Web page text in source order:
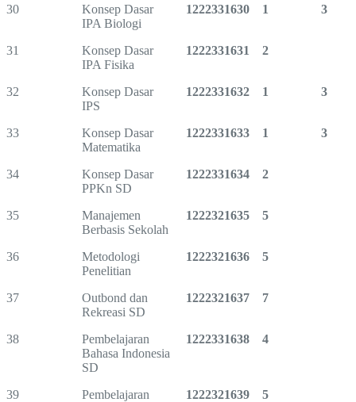
30
Konsep Dasar
IPA Biologi
1222331630 1 3
31
Konsep Dasar
IPA Fisika
1222331631 2
32
Konsep Dasar
IPS
1222331632 1 3
33
Konsep Dasar
Matematika
1222331633 1 3
34
Konsep Dasar
PPKn SD
1222331634 2
35
Manajemen
Berbasis Sekolah
1222321635 5
36
Metodologi
Penelitian
1222321636 5
37
Outbond dan
Rekreasi SD
1222321637 7
38
Pembelajaran
Bahasa Indonesia
SD
1222331638 4
39 Pembelajaran 1222321639 5